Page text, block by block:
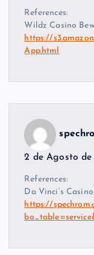
References:
Wildz Casino
https://
App.html
2 de Agosto de
References:
Da Vinci’s
https://